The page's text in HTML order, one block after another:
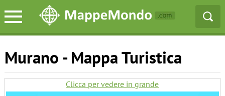
Murano - Mappa Turistica
Clicca per vedere in grande